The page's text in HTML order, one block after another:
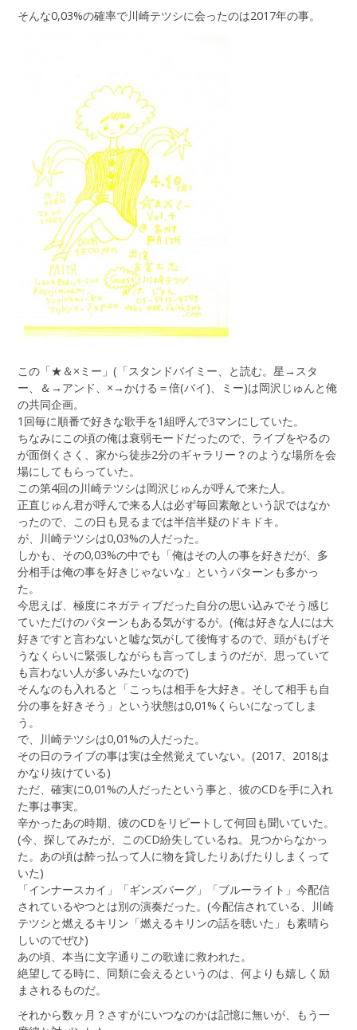
そんな0,03%の確率で川崎テツシに会ったのは2017年の事。
この「★＆×ミー」(「スタンドバイミー、と読む。星→スタ
ー、＆→アンド、×→かける＝倍(バイ)、ミー)は岡沢じゅんと俺
の共同企画。
1回毎に順番で好きな歌手を1組呼んで3マンにしていた。
ちなみにこの頃の俺は衰弱モードだったので、ライブをやるの
が面倒くさく、家から徒歩2分のギャラリー？のような場所を会
場にしてもらっていた。
この第4回の川崎テツシは岡沢じゅんが呼んで来た人。
正直じゅん君が呼んで来る人は必ず毎回素敵という訳ではなか
ったので、この日も見るまでは半信半疑のドキドキ。
が、川崎テツシは0,03%の人だった。
しかも、その0,03%の中でも「俺はその人の事を好きだが、多
分相手は俺の事を好きじゃないな」というパターンも多かっ
た。
今思えば、極度にネガティブだった自分の思い込みでそう感じ
ていただけのパターンもある気がするが。(俺は好きな人には大
好きですと言わないと嘘な気がして後悔するので、頭がもげそ
うなくらいに緊張しながらも言ってしまうのだが、思っていて
も言わない人が多いみたいなので)
そんなのも入れると「こっちは相手を大好き。そして相手も自
分の事を好きそう」という状態は0,01%くらいになってしま
う。
で、川崎テツシは0,01%の人だった。
その日のライブの事は実は全然覚えていない。(2017、2018は
かなり抜けている)
ただ、確実に0,01%の人だったという事と、彼のCDを手に入れ
た事は事実。
辛かったあの時期、彼のCDをリピートして何回も聞いていた。
(今、探してみたが、このCD紛失しているね。見つからなかっ
た。あの頃は酔っ払って人に物を貸したりあげたりしまくって
いた)
「インナースカイ」「ギンズバーグ」「ブルーライト」今配信
されているやつとは別の演奏だった。(今配信されている、川崎
テツシと燃えるキリン「燃えるキリンの話を聴いた」も素晴ら
しいのでぜひ)
あの頃、本当に文字通りこの歌達に救われた。
絶望してる時に、同類に会えるというのは、何よりも嬉しく励
まされるものだ。
それから数ヶ月？さすがにいつなのかは記憶に無いが、もう一